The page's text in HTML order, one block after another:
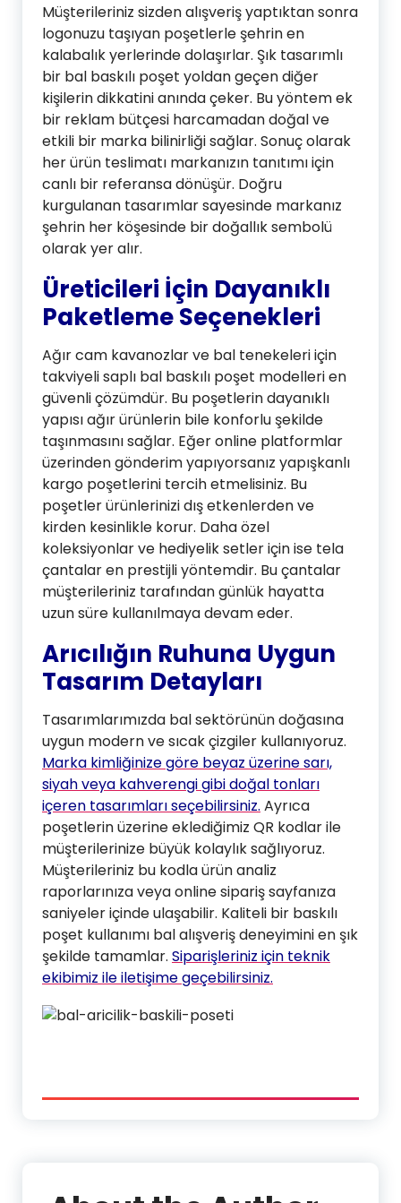
Müşterileriniz sizden alışveriş yaptıktan sonra
logonuzu taşıyan poşetlerle şehrin en
kalabalık yerlerinde dolaşırlar. Şık tasarımlı
bir bal baskılı poşet yoldan geçen diğer
kişilerin dikkatini anında çeker. Bu yöntem ek
bir reklam bütçesi harcamadan doğal ve
etkili bir marka bilinirliği sağlar. Sonuç olarak
her ürün teslimatı markanızın tanıtımı için
canlı bir referansa dönüşür. Doğru
kurgulanan tasarımlar sayesinde markanız
şehrin her köşesinde bir doğallık sembolü
olarak yer alır.
Üreticileri İçin Dayanıklı
Paketleme Seçenekleri
Ağır cam kavanozlar ve bal tenekeleri için
takviyeli saplı bal baskılı poşet modelleri en
güvenli çözümdür. Bu poşetlerin dayanıklı
yapısı ağır ürünlerin bile konforlu şekilde
taşınmasını sağlar. Eğer online platformlar
üzerinden gönderim yapıyorsanız yapışkanlı
kargo poşetlerini tercih etmelisiniz. Bu
poşetler ürünlerinizi dış etkenlerden ve
kirden kesinlikle korur. Daha özel
koleksiyonlar ve hediyelik setler için ise tela
çantalar en prestijli yöntemdir. Bu çantalar
müşterileriniz tarafından günlük hayatta
uzun süre kullanılmaya devam eder.
Arıcılığın Ruhuna Uygun
Tasarım Detayları
Tasarımlarımızda bal sektörünün doğasına
uygun modern ve sıcak çizgiler kullanıyoruz.
Marka kimliğinize göre beyaz üzerine sarı,
siyah veya kahverengi gibi doğal tonları
içeren tasarımları seçebilirsiniz. Ayrıca
poşetlerin üzerine eklediğimiz QR kodlar ile
müşterilerinize büyük kolaylık sağlıyoruz.
Müşterileriniz bu kodla ürün analiz
raporlarınıza veya online sipariş sayfanıza
saniyeler içinde ulaşabilir. Kaliteli bir baskılı
poşet kullanımı bal alışveriş deneyimini en şık
şekilde tamamlar. Siparişleriniz için teknik
ekibimiz ile iletişime geçebilirsiniz.